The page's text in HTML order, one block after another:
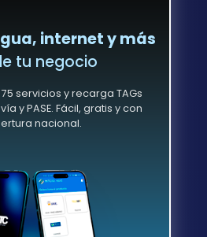
internet y más
tu negocio
servicios y recarga TAGs
y PASE. Fácil, gratis y con
nacional.